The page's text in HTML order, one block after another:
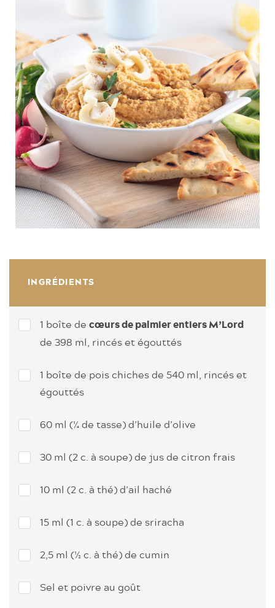
INGRÉDIENTS
1 boîte de cœurs de palmier entiers M’Lord
de 398 ml, rincés et égouttés
1 boîte de pois chiches de 540 ml, rincés et
égouttés
60 ml (¼ de tasse) d’huile d’olive
30 ml (2 c. à soupe) de jus de citron frais
10 ml (2 c. à thé) d’ail haché
15 ml (1 c. à soupe) de sriracha
2,5 ml (½ c. à thé) de cumin
Sel et poivre au goût